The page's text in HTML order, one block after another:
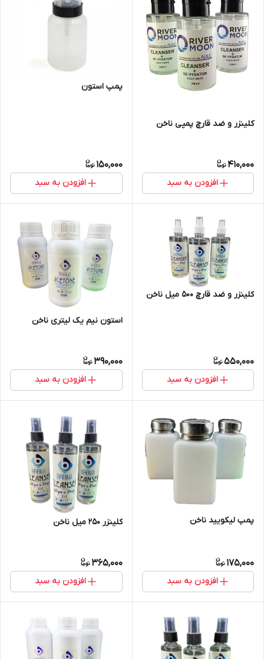
کلینزر و ضد قارچ پمپی ناخن
410,000
افزودن به سبد
پمپ استون
150,000
افزودن به سبد
کلینزر و ضد قارچ 500 میل ناخن
550,000
افزودن به سبد
استون نیم یک لیتری ناخن
390,000
افزودن به سبد
پمپ لیکویید ناخن
175,000
افزودن به سبد
کلینزر 250 میل ناخن
365,000
افزودن به سبد